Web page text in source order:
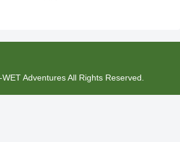
Adventures All Rights Reserved.